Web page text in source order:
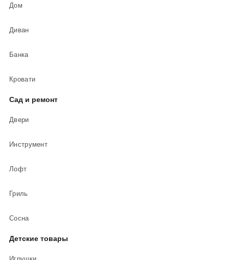
Дом
Диван
Банка
Кровати
Сад и ремонт
Двери
Инструмент
Лофт
Гриль
Сосна
Детские товары